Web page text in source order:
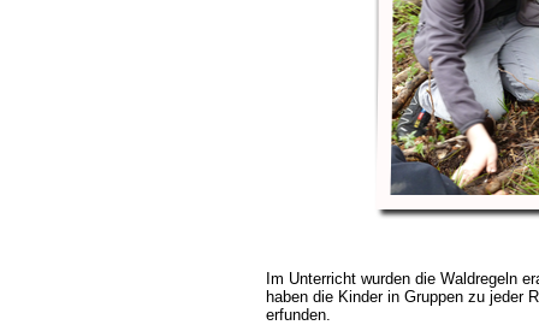
Im Unterricht wurden die Waldregeln
haben die Kinder in Gruppen zu jeder
erfunden.